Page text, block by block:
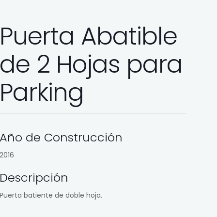
Abatible
2 Hojas para
de Construcción
batiente de doble hoja.